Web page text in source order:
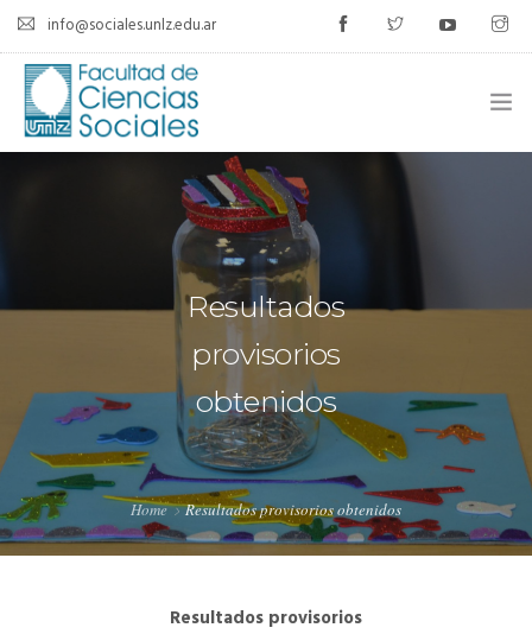
info@sociales.unlz.edu.ar
CÁTEDRAS
ESTUDIANTES
SIU-GUARANÍ
RADIO CONURBANA
Resultados
provisorios
obtenidos
Home Resultados provisorios obtenidos
Resultados provisorios